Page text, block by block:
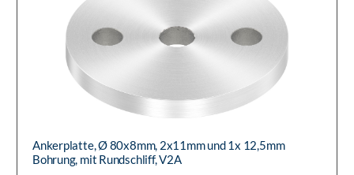
Ankerplatte, Ø 80x8mm, 2x11mm und 1x 12,5mm
Bohrung, mit Rundschliff, V2A